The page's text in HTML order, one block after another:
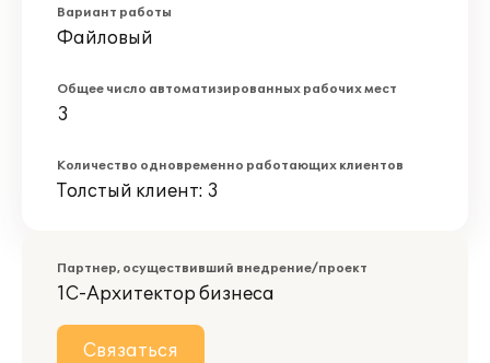
Вариант работы
Файловый
Общее число автоматизированных рабочих мест
3
Количество одновременно работающих клиентов
Толстый клиент: 3
Партнер, осуществивший внедрение/проект
1С-Архитектор бизнеса
Связаться